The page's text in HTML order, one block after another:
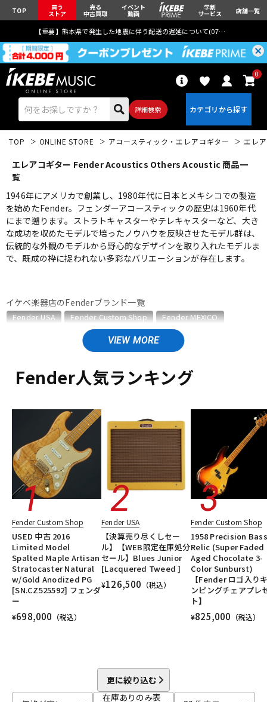
TOP 買う
ストア
売る
中古買取
イベント
動画
学割
サービス 店舗一覧
【重要】熊本県で発生した地震に伴う配送の遅延について(07月29日
詳細検索
0
エレキギター アコギ/エレアコ
ベース ウクレレ
キーボード 電子ピアノ
管楽器 その他楽器
アンプ エフェクター
DJ機器 DTM
DTM オンライン納品 レコーディング機器
配信/ライブ機器 楽器アクセサリ
中古 ヴィンテージ
TOP ONLINE STORE アコースティック・エレアコギター エレ
エレアコギター Fender Acoustics Others Acoustic 商品一
覧
1946年にアメリカで創業し、1980年代に日本とメキシコでの製造
を始めたFender。フェンダーアコースティックの歴史は1960年代
にまで遡ります。ストラトキャスターやテレキャスターなど、大き
な成功を収めたモデルで培ったノウハウを反映させたモデル群は、
伝統的な外観のモデルから野心的なデザインを取り入れたモデルま
で、既成の枠に捉われない多彩なバリエーションが存在します。
イケベ楽器店のFenderブランド一覧
Fender USA Fender Custom Shop
Fender MEXICO
Fender Made in Japan
Fender Standard Series
Fender Japan
Fender Acousticsのカテゴリ
アコースティック・エレアコギター
ウクレレ
ヴィンテージ ALL
Fender人気ランキング
Fender Custom Shop
USED 中古 2016
Limited Model
Spalted Maple Artisan
Stratocaster Natural
w/Gold Anodized PG
[SN.CZ525592] フェンダ
ー
¥698,000 （税込）
Fender USA
【決算売り尽くしセー
ル】【WEB限定在庫処分
セール】Blues Junior
[Lacquered Tweed ]
¥126,500 （税込）
Fender Custom Shop
1958 Precision Bass
Relic (Super Faded
Aged Chocolate 3-
Color Sunburst)
【Fender ロゴ入り
ンピングチェアプレ
ト】
¥825,000 （税込）
更に絞り込む
在庫ありのみ表